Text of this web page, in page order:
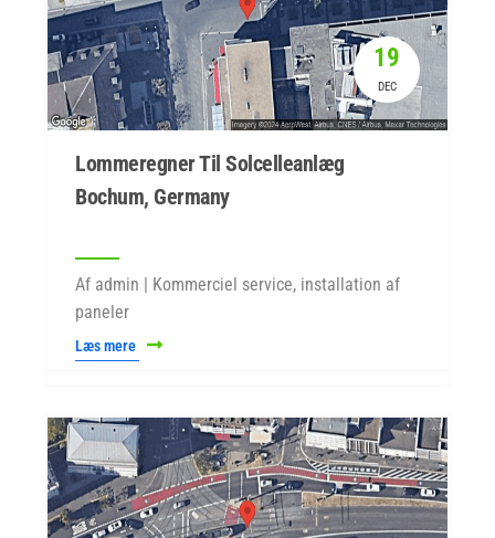
19
DEC
Lommeregner Til Solcelleanlæg
Bochum, Germany
Af admin | Kommerciel service, installation af
paneler
Læs mere